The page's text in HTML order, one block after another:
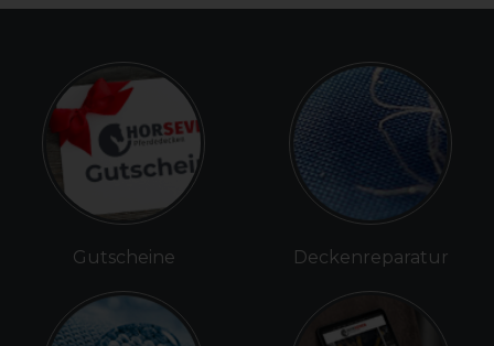
Gutscheine Deckenreparatur